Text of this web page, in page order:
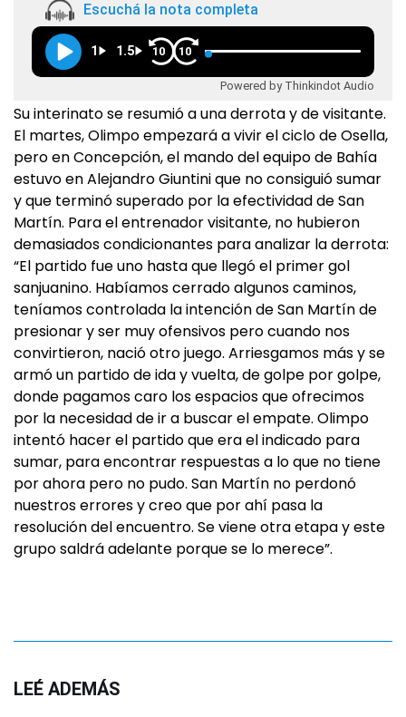
Escuchá la nota completa
1 1.5 10 10
Powered by Thinkindot Audio
Su interinato se resumió a una derrota y de visitante.
El martes, Olimpo empezará a vivir el ciclo de Osella,
pero en Concepción, el mando del equipo de Bahía
estuvo en Alejandro Giuntini que no consiguió sumar
y que terminó superado por la efectividad de San
Martín. Para el entrenador visitante, no hubieron
demasiados condicionantes para analizar la derrota:
“El partido fue uno hasta que llegó el primer gol
sanjuanino. Habíamos cerrado algunos caminos,
teníamos controlada la intención de San Martín de
presionar y ser muy ofensivos pero cuando nos
convirtieron, nació otro juego. Arriesgamos más y se
armó un partido de ida y vuelta, de golpe por golpe,
donde pagamos caro los espacios que ofrecimos
por la necesidad de ir a buscar el empate. Olimpo
intentó hacer el partido que era el indicado para
sumar, para encontrar respuestas a lo que no tiene
por ahora pero no pudo. San Martín no perdonó
nuestros errores y creo que por ahí pasa la
resolución del encuentro. Se viene otra etapa y este
grupo saldrá adelante porque se lo merece”.
LEÉ ADEMÁS